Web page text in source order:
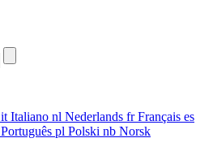
it Italiano nl Nederlands frFrançais es
Português pl Polski nb Norsk